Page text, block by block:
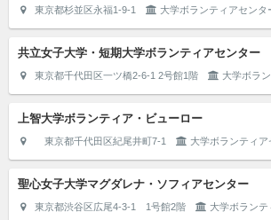
東京都杉並区永福1-9-1 大学ボランティアセンタ
共立女子大学・短期大学ボランティアセンター
東京都千代田区一ツ橋2-6-1 2号館1階 大学ボラ
上智大学ボランティア・ビューロー
東京都千代田区紀尾井町7-1 大学ボランティア
聖心女子大学マグダレナ・ソフィアセンター
東京都渋谷区広尾4-3-1 1号館2階 大学ボランテ